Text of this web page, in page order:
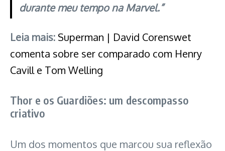
durante meu tempo na Marvel.”
Leia mais: Superman | David Corenswet
comenta sobre ser comparado com Henry
Cavill e Tom Welling
Thor e os Guardiões: um descompasso
criativo
Um dos momentos que marcou sua reflexão